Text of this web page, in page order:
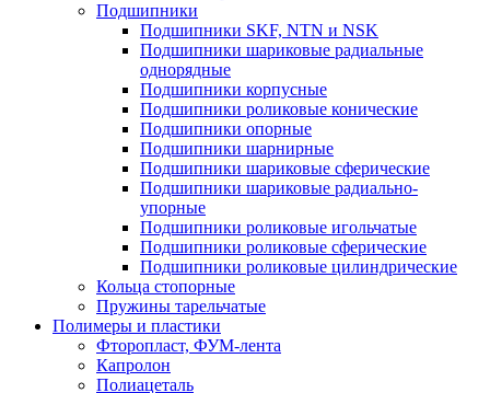
Подшипники
Подшипники SKF, NTN и NSK
Подшипники шариковые радиальные
однорядные
Подшипники корпусные
Подшипники роликовые конические
Подшипники опорные
Подшипники шарнирные
Подшипники шариковые сферические
Подшипники шариковые радиально-
упорные
Подшипники роликовые игольчатые
Подшипники роликовые сферические
Подшипники роликовые цилиндрические
Кольца стопорные
Пружины тарельчатые
Полимеры и пластики
Фторопласт, ФУМ-лента
Капролон
Полиацеталь